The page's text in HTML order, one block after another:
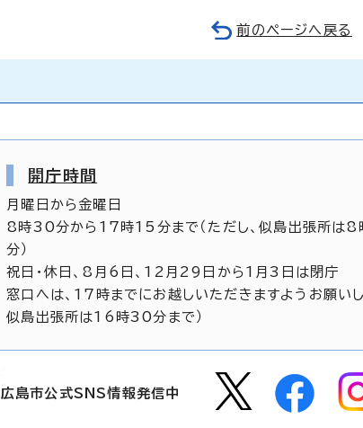
前のページへ戻る
開庁時間
月曜日から金曜日
8時30分から17時15分まで（ただし、似島出張所は
分）
祝日・休日、8月6日、12月29日から1月3日は閉庁
窓口へは、17時までにお越しいただきますようお願いし
似島出張所は16時30分まで）
広島市公式SNS情報発信中